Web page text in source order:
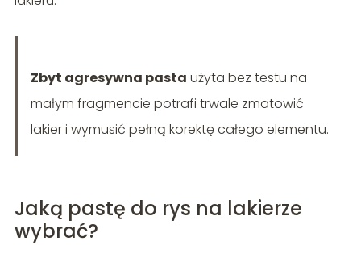
Zbyt agresywna pasta użyta bez testu na
małym fragmencie potrafi trwale zmatowić
lakier i wymusić pełną korektę całego elementu.
Jaką pastę do rys na lakierze
wybrać?